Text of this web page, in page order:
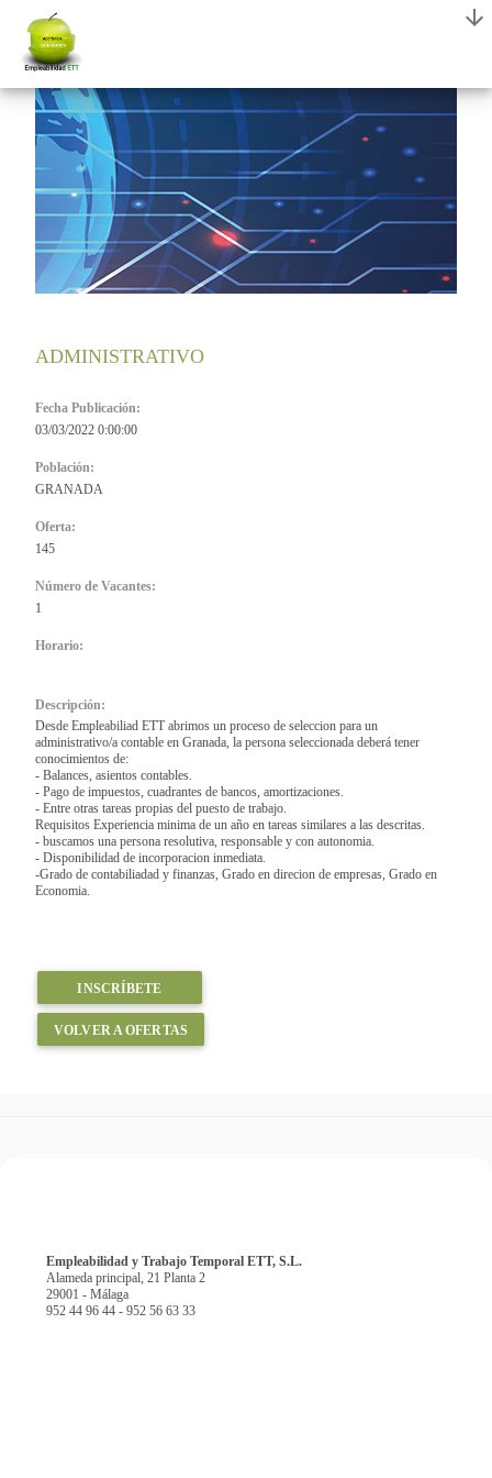
ADMINISTRATIVO
Fecha Publicación:
03/03/2022 0:00:00
Población:
GRANADA
Oferta:
145
Número de Vacantes:
1
Horario:
Descripción:
Desde Empleabiliad ETT abrimos un proceso de seleccion para un
administrativo/a contable en Granada, la persona seleccionada deberá tener
conocimientos de:
- Balances, asientos contables.
- Pago de impuestos, cuadrantes de bancos, amortizaciones.
- Entre otras tareas propias del puesto de trabajo.
Requisitos Experiencia minima de un año en tareas similares a las descritas.
- buscamos una persona resolutiva, responsable y con autonomia.
- Disponibilidad de incorporacion inmediata.
-Grado de contabiliadad y finanzas, Grado en direcion de empresas, Grado en
Economia.
INSCRÍBETE
VOLVER A OFERTAS
Empleabilidad y Trabajo Temporal ETT, S.L.
Alameda principal, 21 Planta 2
29001 - Málaga
952 44 96 44 - 952 56 63 33